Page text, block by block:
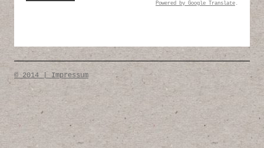
Powered by Google Translate .
© 2014 | Impressum